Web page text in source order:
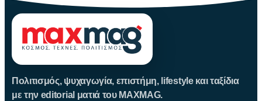
Πολιτισμός, ψυχαγωγία, επιστήμη, lifestyle και ταξίδια
με την editorial ματιά του MAXMAG.